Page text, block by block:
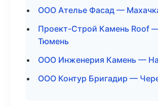
ООО Ателье Фасад —
Проект-Строй Камень Roof
Тюмень
ООО Инженерия Камень —
ООО Контур Бригадир —